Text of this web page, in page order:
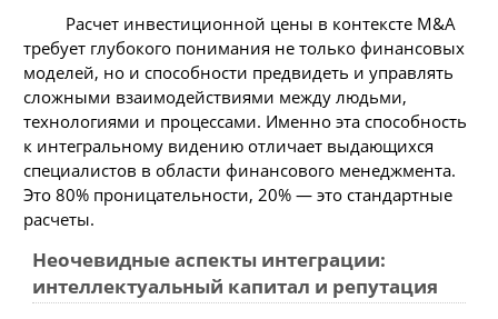
Расчет инвестиционной цены в контексте M&A
требует глубокого понимания не только финансовых
моделей, но и способности предвидеть и управлять
сложными взаимодействиями между людьми,
технологиями и процессами. Именно эта способность
к интегральному видению отличает выдающихся
специалистов в области финансового менеджмента.
Это 80% проницательности, 20% — это стандартные
расчеты.
Неочевидные аспекты интеграции:
интеллектуальный капитал и репутация